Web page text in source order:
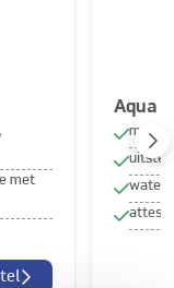
met
Aqua
matte
attest